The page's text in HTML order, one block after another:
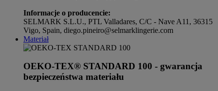
Informacje o producencie:
SELMARK S.L.U., PTL Valladares, C/C - Nave A11, 36315
Vigo, Spain, diego.pineiro@selmarklingerie.com
Materiał
OEKO-TEX® STANDARD 100 - gwarancja
bezpieczeństwa materiału